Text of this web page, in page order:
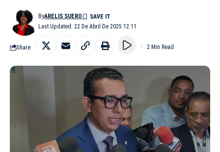
Last Updated: 22 De Abril De 2025 12:11
ByARELIS SUERO
Share 2 Min Read